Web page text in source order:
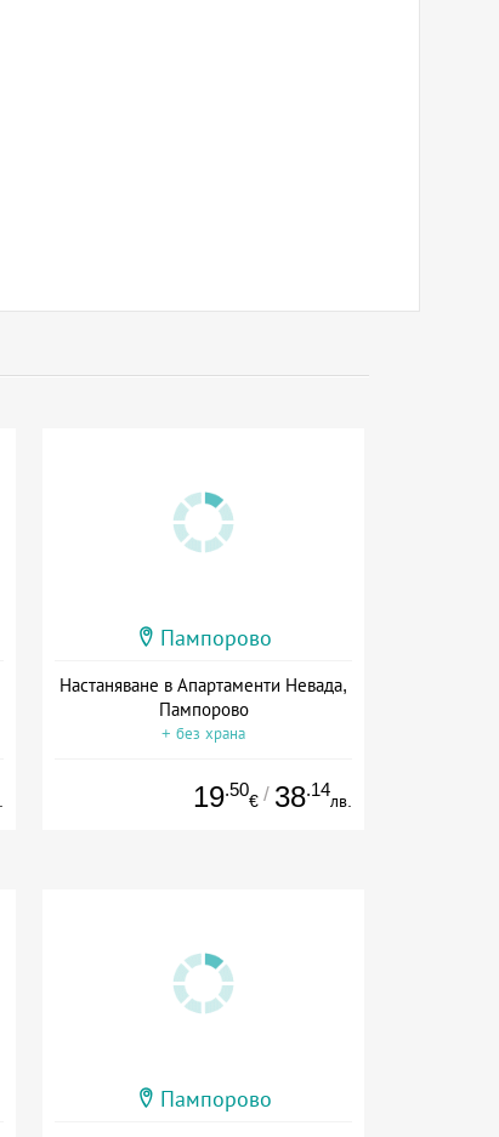
Пампорово
Настаняване в Апартаменти Невада,
Пампорово
+ без храна
19.50
€ / 38.14
лв.
Пампорово